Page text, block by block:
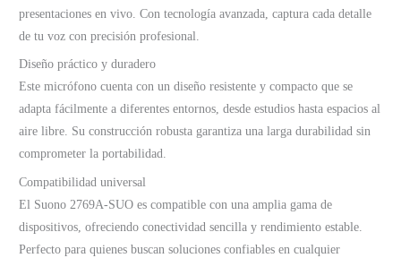
presentaciones en vivo. Con tecnología avanzada, captura cada detalle
de tu voz con precisión profesional.
Diseño práctico y duradero
Este micrófono cuenta con un diseño resistente y compacto que se
adapta fácilmente a diferentes entornos, desde estudios hasta espacios al
aire libre. Su construcción robusta garantiza una larga durabilidad sin
comprometer la portabilidad.
Compatibilidad universal
El Suono 2769A-SUO es compatible con una amplia gama de
dispositivos, ofreciendo conectividad sencilla y rendimiento estable.
Perfecto para quienes buscan soluciones confiables en cualquier